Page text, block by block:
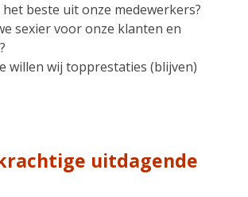
beste uit onze medewerkers?
sexier voor onze klanten en
willen wij topprestaties (blijven)
uitdagende